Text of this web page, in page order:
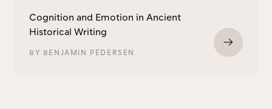
Cognition and Emotion in Ancient
Historical Writing
BY BENJAMIN PEDERSEN